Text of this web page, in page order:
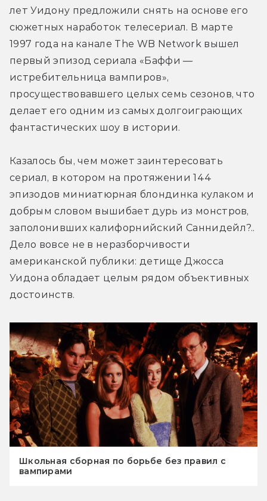
лет Уидону предложили снять на основе его
сюжетных наработок телесериал. В марте
1997 года на канале The WB Network вышел
первый эпизод сериала «Баффи —
истребительница вампиров»,
просуществовавшего целых семь сезонов, что
делает его одним из самых долгоиграющих
фантастических шоу в истории.
Казалось бы, чем может заинтересовать
сериал, в котором на протяжении 144
эпизодов миниатюрная блондинка кулаком и
добрым словом вышибает дурь из монстров,
заполонивших калифорнийский Саннидейл?..
Дело вовсе не в неразборчивости
американской публики: детище Джосса
Уидона обладает целым рядом объективных
достоинств.
Школьная сборная по борьбе без правил с
вампирами